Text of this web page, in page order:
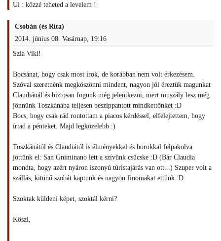
Ui : közzé teheted a levelem !
Csobán (és Rita)
2014. június 08. Vasárnap, 19:16
Szia Viki!
Bocsánat, hogy csak most írok, de korábban nem volt érkezésem.
Szóval szeretnénk megköszönni mindent, nagyon jól éreztük magunkat
Claudiánál és biztosan fogunk még jelentkezni, mert muszály lesz még
jönnünk Toszkánába teljesen beszippantott mindkettőnket :D
Bocs, hogy csak rád rontottam a piacos kérdéssel, elfelejtettem, hogy
írtad a pénteket. Majd legközelebb :)
Toszkánától és Claudiától is élményekkel és borokkal felpakolva
jöttünk el: San Gniminano lett a szívünk csücske :D (Bár Claudia
mondta, hogy azért nyáron iszonyú túristajárás van ott...) Szuper volt a
szállás, kitünő szobát kaptunk és nagyon finomakat ettünk :D
Szoktak küldeni képet, szoktál kérni?
Köszi,